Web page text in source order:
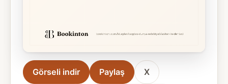
Görseli indir Paylaş X